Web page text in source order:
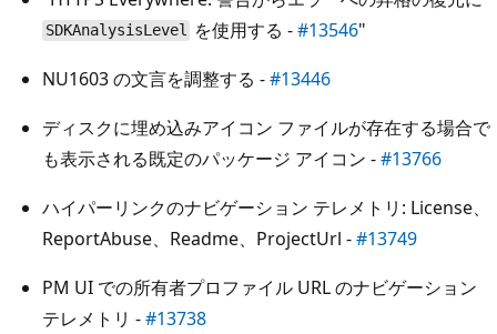
SDKAnalysisLevel を使用する -#13546"
NU1603 の文言を調整する -#13446
ディスクに埋め込みアイコン ファイルが存在する場合で
も表示される既定のパッケージ アイコン -#13766
ハイパーリンクのナビゲーション テレメトリ: License、
ReportAbuse、Readme、ProjectUrl -#13749
PM UI での所有者プロファイル URL のナビゲーション
テレメトリ -#13738